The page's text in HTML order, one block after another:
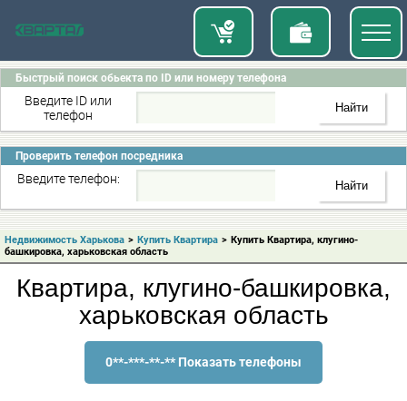
Быстрый поиск обьекта по ID или номеру телефона
Введите ID или
телефон
Проверить телефон посредника
Введите телефон:
Недвижимость Харькова > Купить Квартира > Купить Квартира, клугино-
башкировка, харьковская область
Квартира, клугино-башкировка,
харьковская область
0**-***-**-** Показать телефоны